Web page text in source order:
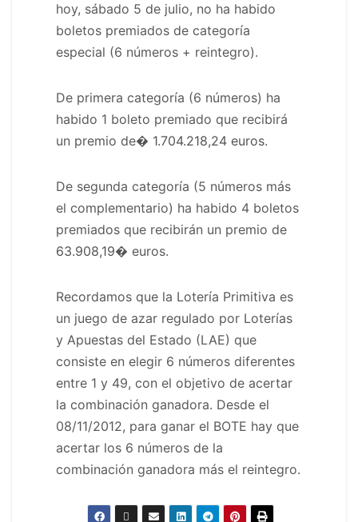
hoy, sábado 5 de julio, no ha habido
boletos premiados de categoría
especial (6 números + reintegro).
De primera categoría (6 números) ha
habido 1 boleto premiado que recibirá
un premio de� 1.704.218,24 euros.
De segunda categoría (5 números más
el complementario) ha habido 4 boletos
premiados que recibirán un premio de
63.908,19� euros.
Recordamos que la Lotería Primitiva es
un juego de azar regulado por Loterías
y Apuestas del Estado (LAE) que
consiste en elegir 6 números diferentes
entre 1 y 49, con el objetivo de acertar
la combinación ganadora. Desde el
08/11/2012, para ganar el BOTE hay que
acertar los 6 números de la
combinación ganadora más el reintegro.